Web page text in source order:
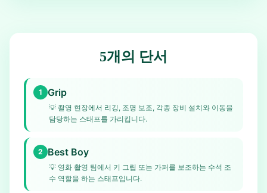
5개의 단서
1 Grip
💡 촬영 현장에서 리깅, 조명 보조, 각종 장비 설치와 이동을
담당하는 스태프를 가리킵니다.
2 Best Boy
💡 영화 촬영 팀에서 키 그립 또는 가퍼를 보조하는 수석 조
수 역할을 하는 스태프입니다.